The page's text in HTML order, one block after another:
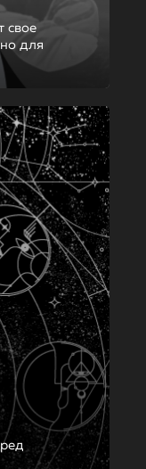
свое
для